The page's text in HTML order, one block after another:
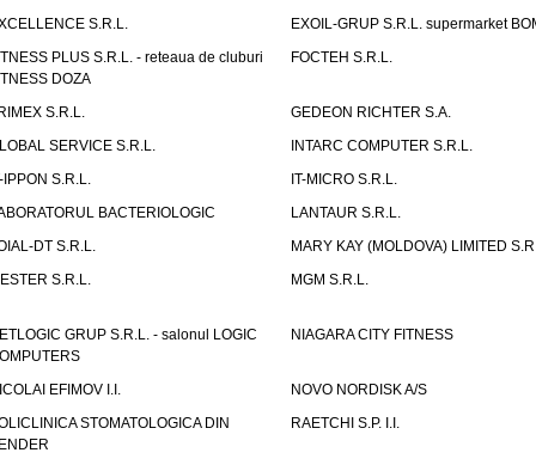
S.R.L.
EXOIL-GRUP S.R.L. supermarket
PLUS S.R.L. - reteaua de cluburi
DOZA
FOCTEH S.R.L.
S.R.L.
GEDEON RICHTER S.A.
SERVICE S.R.L.
INTARC COMPUTER S.R.L.
IPPON S.R.L.
IT-MICRO S.R.L.
BACTERIOLOGIC
LANTAUR S.R.L.
DT S.R.L.
MARY KAY (MOLDOVA) LIMITED
S.R.L.
MGM S.R.L.
GRUP S.R.L. - salonul LOGIC
NIAGARA CITY FITNESS
EFIMOV I.I.
NOVO NORDISK A/S
STOMATOLOGICA DIN
RAETCHI S.P. I.I.